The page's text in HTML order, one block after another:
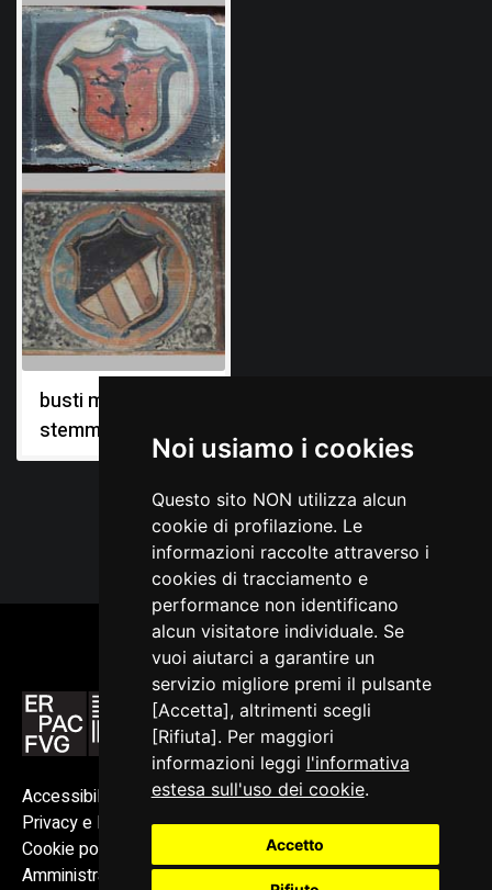
Noi usiamo i cookies
Questo sito NON utilizza alcun
cookie di profilazione. Le
informazioni raccolte attraverso i
cookies di tracciamento e
performance non identificano
alcun visitatore individuale. Se
vuoi aiutarci a garantire un
servizio migliore premi il pulsante
[Accetta], altrimenti scegli
[Rifiuta]. Per maggiori
informazioni leggi l'informativa
estesa sull'uso dei cookie.
Accetto
busti maschili,
stemmi gentilizi
Accessibilità
Privacy e Note legali
Cookie policy
Amministrazione trasparente